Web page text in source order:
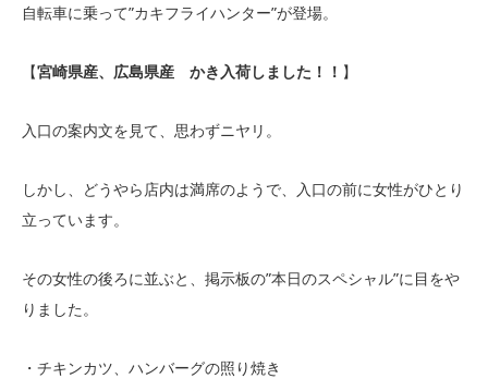
自転車に乗って”カキフライハンター”が登場。
【宮崎県産、広島県産 かき入荷しました！！ 】
入口の案内文を見て、思わずニヤリ。
しかし、どうやら店内は満席のようで、入口の前に女性がひとり
立っています。
その女性の後ろに並ぶと、掲示板の”本日のスペシャル”に目をや
りました。
・チキンカツ、ハンバーグの照り焼き